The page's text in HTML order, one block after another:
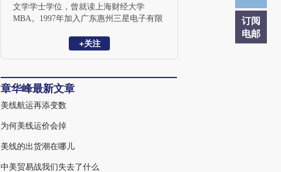
订阅
电邮
文学学士学位，曾就读上海财经大学
MBA。1997年加入广东惠州三星电子有限
有限公司，在深圳，广州， 香港，上海等
硕集团洛杉矶分公司，管理大洛杉矶地区
销售团队。2021年底加入致远航运美国团
队。2024年加入Duke Shipping Agency，
家代理。
+关注
章华峰最新文章
美线航运再添变数
为何美线运价会掉
美线的出货潮在哪儿
中美贸易战我们失去了什么